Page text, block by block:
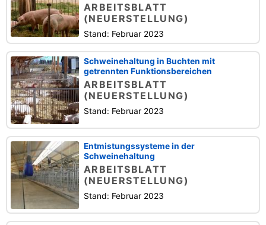
ARBEITSBLATT
(NEUERSTELLUNG)
Stand: Februar 2023
Schweinehaltung in Buchten mit
getrennten Funktionsbereichen
ARBEITSBLATT
(NEUERSTELLUNG)
Stand: Februar 2023
Entmistungssysteme in der
Schweinehaltung
ARBEITSBLATT
(NEUERSTELLUNG)
Stand: Februar 2023